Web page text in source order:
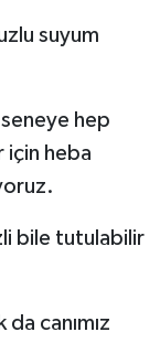
suyum
hep
için heba
bile tutulabilir
canımız